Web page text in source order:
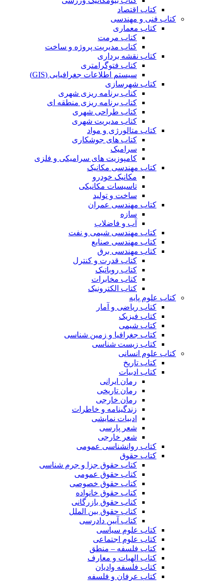
کتاب اقتصاد
کتاب فنی و مهندسی
کتاب معماری
کتاب مرمت
کتاب مدیریت پروژه و ساخت
کتاب نقشه برداری
کتاب فتوگرامتری
سیستم اطلاعات جغرافیایی (GIS)
کتاب شهرسازی
کتاب برنامه ریزی شهری
کتاب برنامه ریزی منطقه ای
کتاب طراحی شهری
کتاب مدیریت شهری
کتاب متالورژی و مواد
کتاب های جوشکاری
سرامیک
کامپوزیت های سرامیکی و فلزی
کتاب مهندسی مکانیک
مکانیک خودرو
تاسیسات مکانیکی
ساخت و تولید
کتاب مهندسی عمران
سازه
آب و فاضلاب
کتاب مهندسی شیمی و نفت
کتاب مهندسی صنایع
کتاب مهندسی برق
کتاب قدرت و کنترل
کتاب روباتیک
کتاب مخابرات
کتاب الکترونیک
کتاب علوم پایه
کتاب ریاضی و آمار
کتاب فیزیک
کتاب شیمی
کتاب جغرافیا و زمین شناسی
کتاب زیست شناسی
کتاب علوم انسانی
کتاب تاریخ
کتاب ادبیات
رمان ایرانی
رمان تاریخی
رمان خارجی
زندگینامه و خاطرات
ادبیات نمایشی
شعر پارسی
شعر خارجی
کتاب روانشناسی عمومی
کتاب حقوق
کتاب حقوق جزا و جرم شناسی
کتاب حقوق عمومی
کتاب حقوق خصوصی
کتاب حقوق خانواده
کتاب حقوق بازرگانی
کتاب حقوق بین الملل
کتاب آیین دادرسی
کتاب علوم سیاسی
کتاب علوم اجتماعی
کتاب فلسفه – منطق
کتاب الهیات و معارف
کتاب فلسفه وادیان
کتاب عرفان و فلسفه